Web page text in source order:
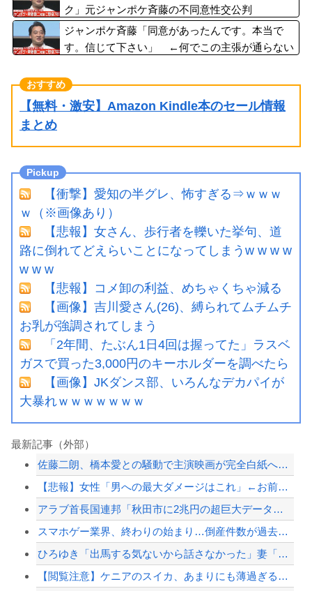
ク」元ジャンポケ斉藤の不同意性交公判
ジャンポケ斉藤「同意があったんです。本当で
す。信じて下さい」 ←何でこの主張が通らない
【無料・激安】Amazon Kindle本のセール情報
まとめ
【衝撃】愛知の半グレ、怖すぎる⇒ｗｗｗ
ｗ（※画像あり）
【悲報】女さん、歩行者を轢いた挙句、道
路に倒れてどえらいことになってしまうw w w w
w w w
【悲報】コメ卸の利益、めちゃくちゃ減る
【画像】吉川愛さん(26)、縛られてムチムチ
お乳が強調されてしまう
「2年間、たぶん1日4回は握ってた」ラスベ
ガスで買った3,000円のキーホルダーを調べたら
【画像】JKダンス部、いろんなデカパイが
大暴れｗｗｗｗｗｗｗ
最新記事（外部）
佐藤二朗、橋本愛との騒動で主演映画が完全白紙へｗｗｗｗｗ
【悲報】女性「男への最大ダメージはこれ」←お前ら耐えられる？
アラブ首長国連邦「秋田市に2兆円の超巨大データセンター建てるわ」
スマホゲー業界、終わりの始まり…倒産件数が過去最多ペース「数億円かけても爆ﾀﾋ」
ひろゆき「出馬する気ないから話さなかった」妻「それでも不誠実だろ」→離婚協議へｗ...
【閲覧注意】ケニアのスイカ、あまりにも薄過ぎる・・・